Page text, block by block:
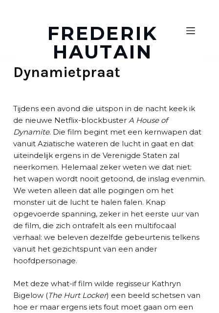
n
FREDERIK
HAUTAIN
Dynamietpraat
Tijdens een avond die uitspon in de nacht keek ik
de nieuwe Netflix-blockbuster A House of
Dynamite. Die film begint met een kernwapen dat
vanuit Aziatische wateren de lucht in gaat en dat
uiteindelijk ergens in de Verenigde Staten zal
neerkomen. Helemaal zeker weten we dat niet:
het wapen wordt nooit getoond, de inslag evenmin.
We weten alleen dat alle pogingen om het
monster uit de lucht te halen falen. Knap
opgevoerde spanning, zeker in het eerste uur van
de film, die zich ontrafelt als een multifocaal
verhaal: we beleven dezelfde gebeurtenis telkens
vanuit het gezichtspunt van een ander
hoofdpersonage.
Met deze what-if film wilde regisseur Kathryn
Bigelow (The Hurt Locker) een beeld schetsen van
hoe er maar ergens iets fout moet gaan om een